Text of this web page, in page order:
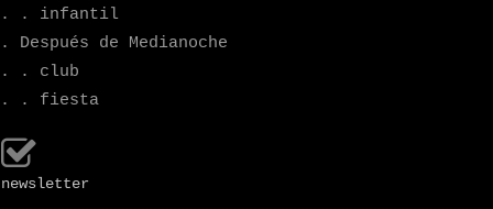
. . infantil
. Después de Medianoche
. . club
. . fiesta
newsletter